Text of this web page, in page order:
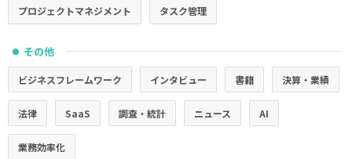
プロジェクトマネジメント タスク管理
● その他
ビジネスフレームワーク インタビュー 書籍 決算・業績
法律 SaaS 調査・統計 ニュース AI
業務効率化